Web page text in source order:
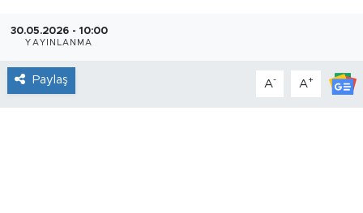
30.05.2026 - 10:00
YAYINLANMA
Paylaş A- A+